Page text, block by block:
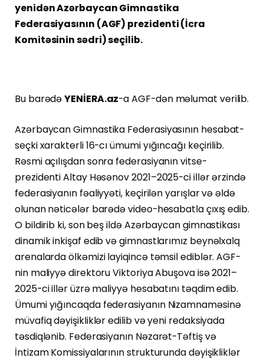
yenidən Azərbaycan Gimnastika
Federasiyasının (AGF) prezidenti (İcra
Komitəsinin sədri) seçilib.
Bu barədəYENİERA.az-a AGF-dən məlumat verilib.
Azərbaycan Gimnastika Federasiyasının hesabat-
seçki xarakterli 16-cı ümumi yığıncağı keçirilib.
Rəsmi açılışdan sonra federasiyanın vitse-
prezidenti Altay Həsənov 2021–2025-ci illər ərzində
federasiyanın fəaliyyəti, keçirilən yarışlar və əldə
olunan nəticələr barədə video-hesabatla çıxış edib.
O bildirib ki, son beş ildə Azərbaycan gimnastikası
dinamik inkişaf edib və gimnastlarımız beynəlxalq
arenalarda ölkəmizi layiqincə təmsil ediblər. AGF-
nin maliyyə direktoru Viktoriya Abuşova isə 2021–
2025-ci illər üzrə maliyyə hesabatını təqdim edib.
Ümumi yığıncaqda federasiyanın Nizamnaməsinə
müvafiq dəyişikliklər edilib və yeni redaksiyada
təsdiqlənib. Federasiyanın Nəzarət-Təftiş və
İntizam Komissiyalarının strukturunda dəyişikliklər